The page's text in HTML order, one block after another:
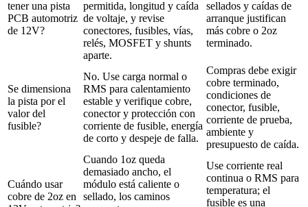
tener una pista
PCB automotriz
de 12V?
permitida, longitud y caída
de voltaje, y revise
conectores, fusibles, vías,
relés, MOSFET y shunts
aparte.
sellados y caídas de
arranque justifican
más cobre o 2oz
terminado.
Se dimensiona
la pista por el
valor del
fusible?
No. Use carga normal o
RMS para calentamiento
estable y verifique cobre,
conector y protección con
corriente de fusible, energía
de corto y despeje de falla.
Compras debe exigir
cobre terminado,
condiciones de
conector, fusible,
corriente de prueba,
ambiente y
presupuesto de caída.
Cuándo usar
cobre de 2oz en
Cuando 1oz queda
demasiado ancho, el
módulo está caliente o
sellado, los caminos
Use corriente real
continua o RMS para
temperatura; el
fusible es una